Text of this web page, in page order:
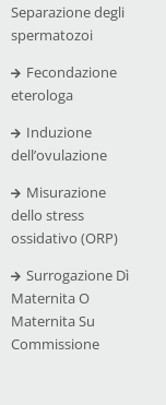
Separazione degli
spermatozoi
Fecondazione
eterologa
Induzione
dell’ovulazione
Misurazione
dello stress
ossidativo (ORP)
Surrogazione Dì
Maternita O
Maternita Su
Commissione